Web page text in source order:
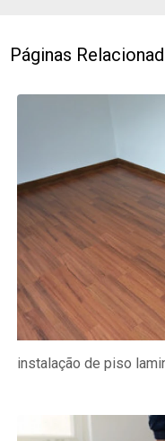
Páginas
instalação de piso